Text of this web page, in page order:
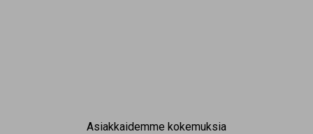
Asiakkaidemme kokemuksia